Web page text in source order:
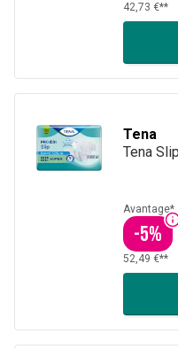
42,73 €**
Tena
Tena
Avantage*
-5%
52,49 €**